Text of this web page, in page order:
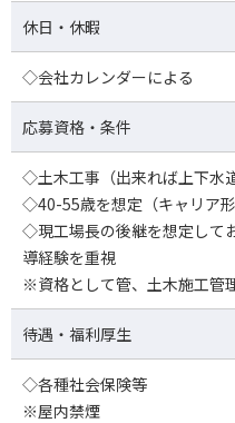
休日・休暇
◇会社カレンダーによる
応募資格・条件
◇土木工事（出来れば上下水
◇40-55歳を想定（キャリア形
◇現工場長の後継を想定して
導経験を重視
※資格として管、土木施工管
待遇・福利厚生
◇各種社会保険等
※屋内禁煙